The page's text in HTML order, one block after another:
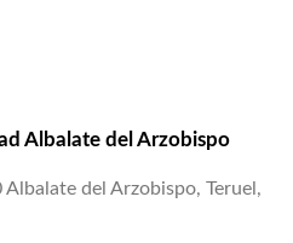
Albalate del Arzobispo
del Arzobispo, Teruel,